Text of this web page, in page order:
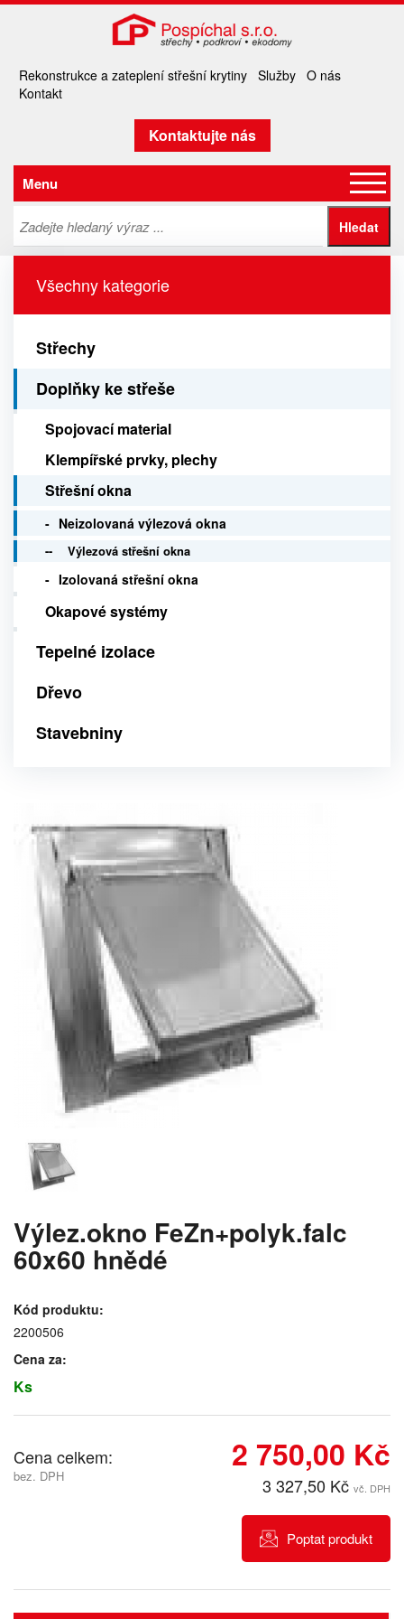
Rekonstrukce a zateplení střešní krytiny Služby O nás
Kontakt
Kontaktujte nás
Menu
Všechny kategorie
Střechy
Doplňky ke střeše
Spojovací material
Klempířské prvky, plechy
Střešní okna
Neizolovaná výlezová okna
Výlezová střešní okna
Izolovaná střešní okna
Okapové systémy
Tepelné izolace
Dřevo
Stavebniny
Výlez.okno FeZn+polyk.falc
60x60 hnědé
Kód produktu:
2200506
Cena za:
Ks
Cena celkem:
bez. DPH
2 750,00 Kč
3 327,50 Kč vč. DPH
Poptat produkt